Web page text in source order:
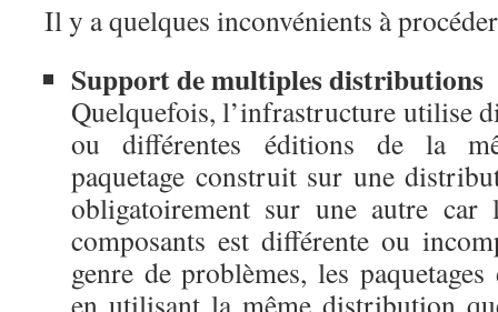
Il y a quelques inconvénients à
Support de multiples distributions
Quelquefois, l’infrastructure utilise
ou différentes éditions de la
paquetage construit sur une
obligatoirement sur une autre car
composants est différente ou
genre de problèmes, les
en utilisant la même distribution